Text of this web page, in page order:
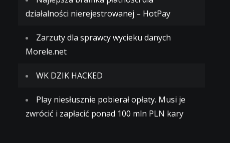
działalności nierejestrowanej – HotPay
Zarzuty dla sprawcy wycieku danych
Morele.net
WK DZIK HACKED
Play niesłusznie pobierał opłaty. Musi je
zwrócić i zapłacić ponad 100 mln PLN kary